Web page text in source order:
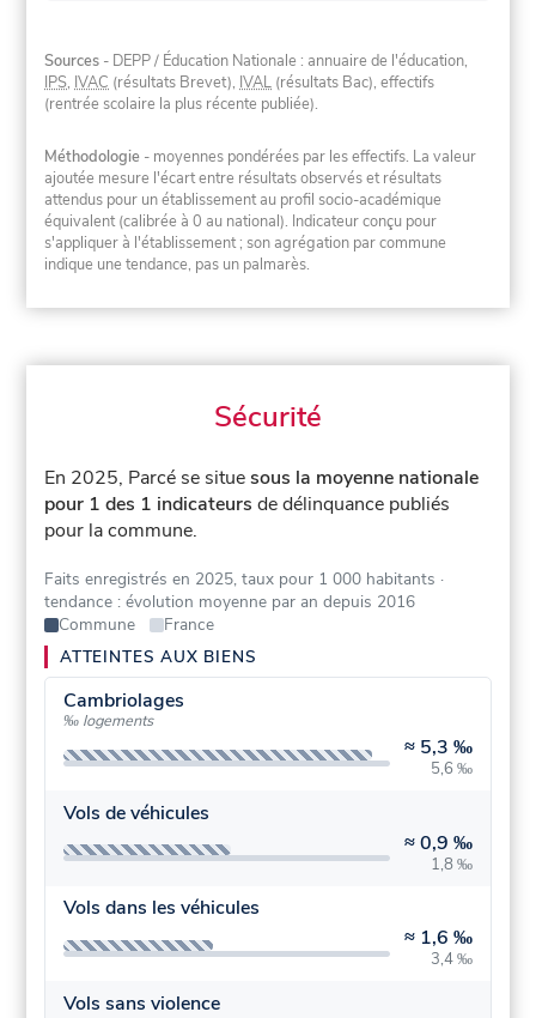
Sources - DEPP / Éducation Nationale : annuaire de l'éducation,
IPS, IVAC (résultats Brevet), IVAL (résultats Bac), effectifs
(rentrée scolaire la plus récente publiée).
Méthodologie - moyennes pondérées par les effectifs. La valeur
ajoutée mesure l'écart entre résultats observés et résultats
attendus pour un établissement au profil socio-académique
équivalent (calibrée à 0 au national). Indicateur conçu pour
s'appliquer à l'établissement ; son agrégation par commune
indique une tendance, pas un palmarès.
Sécurité
En 2025, Parcé se situesous la moyenne nationale
pour 1 des 1 indicateurs de délinquance publiés
pour la commune.
Faits enregistrés en 2025, taux pour 1 000 habitants ·
tendance : évolution moyenne par an depuis 2016
Commune
France
ATTEINTES AUX BIENS
Cambriolages
‰ logements
≈ 5,3 ‰
5,6 ‰
Vols de véhicules
≈0,9 ‰
1,8 ‰
Vols dans les véhicules
≈ 1,6 ‰
3,4 ‰
Vols sans violence